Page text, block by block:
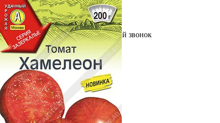
Выберите город
Обратный звонокЗаказать обратный звонок
Каталог
Семена
Грунты
Газонные травы, сидераты